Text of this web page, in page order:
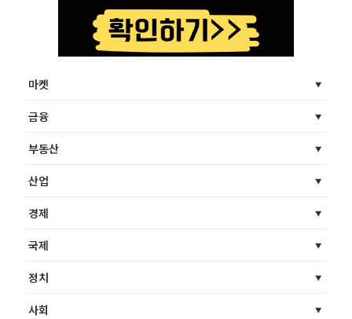
마켓
금융
부동산
산업
경제
국제
정치
사회